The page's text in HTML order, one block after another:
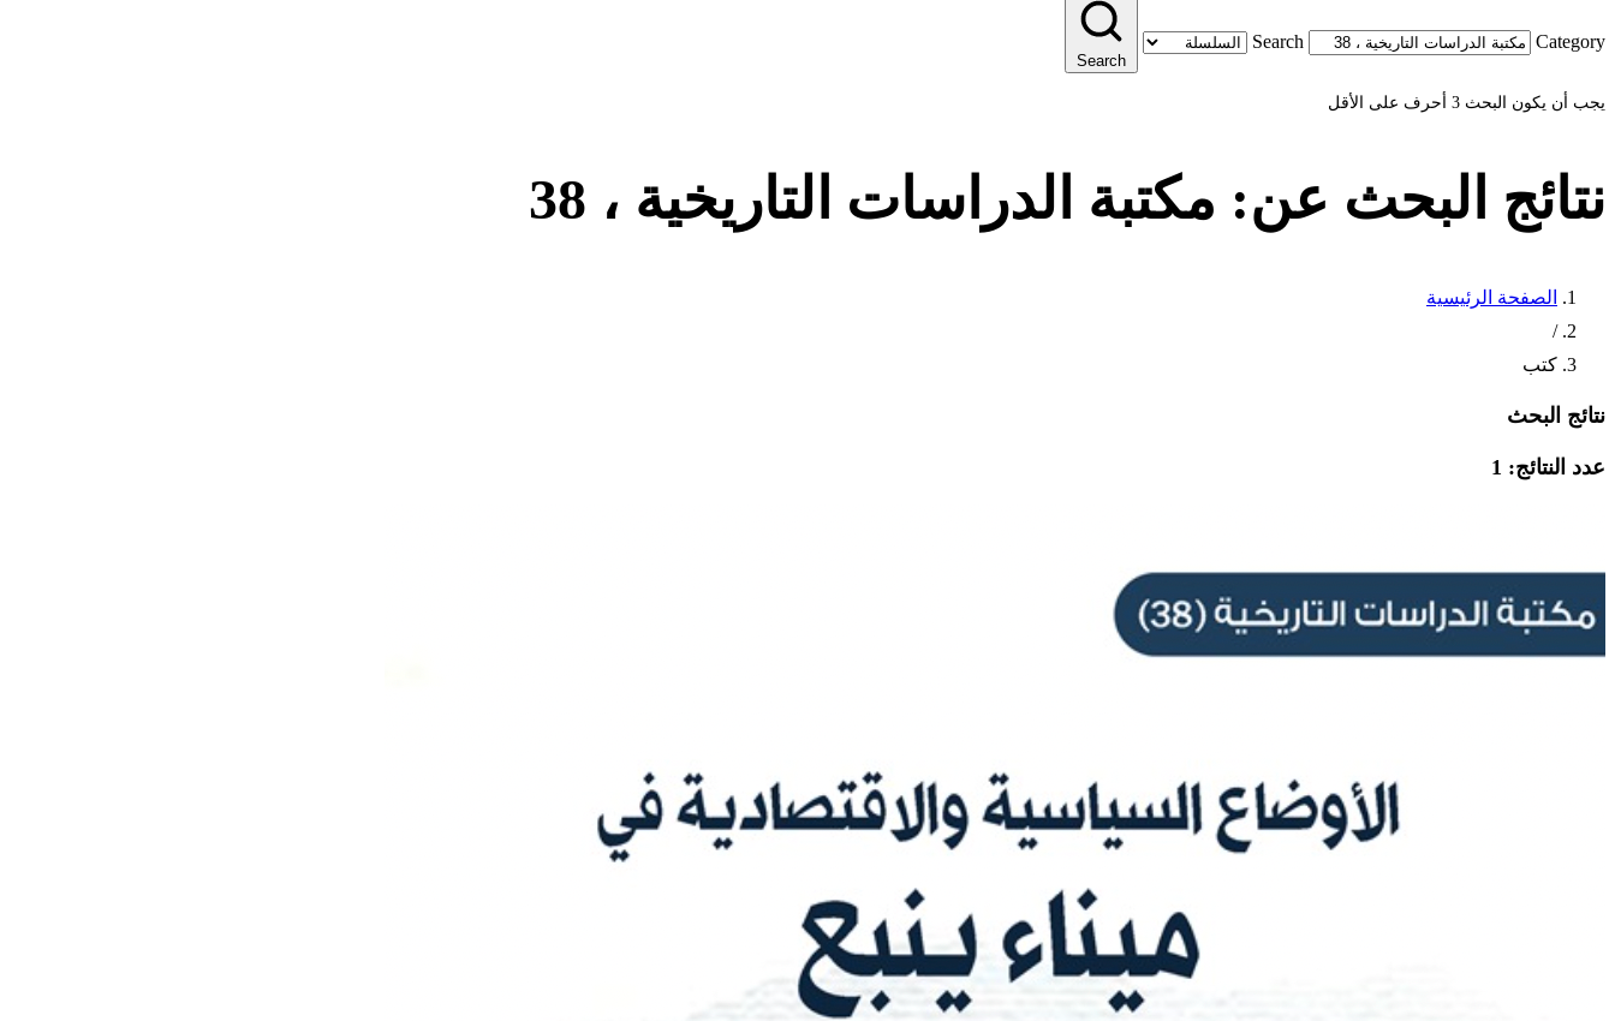
Search Category
Search
يجب أن يكون البحث 3 أحرف على الأقل
نتائج البحث عن: مكتبة الدراسات التاريخية ، 38
الصفحة الرئيسية
/
كتب
نتائج البحث
عدد النتائج: 1